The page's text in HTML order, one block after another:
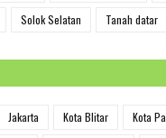
Solok Selatan Tanah datar
Jakarta Kota Blitar
Kota